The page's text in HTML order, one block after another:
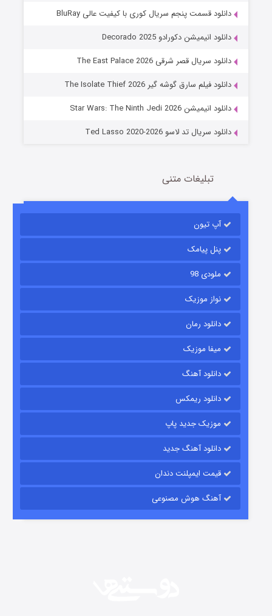
جادوگری در مغولستان
قسمت14 (زیرنویس) منتشر شد
رویایی برای تو
قسمت
دانلود قسمت پنجم سریال کوری با کیفیت عالی BluRay
دانلود انیمیشن دکورادو Decorado 2025
دانلود سریال قصر شرقی The East Palace 2026
دانلود فیلم سارق گوشه گیر The Isolate Thief 2026
دانلود انیمیشن Star Wars: The Ninth Jedi 2026
دانلود سریال تد لاسو Ted Lasso 2020-2026
تبلیغات متنی
آپ تیون
پنل پیامک
ملودی 98
نواز موزیک
دانلود رمان
میفا موزیک
دانلود آهنگ
دانلود ریمکس
موزیک جدید پاپ
دانلود آهنگ جدید
قیمت ایمپلنت دندان
آهنگ هوش مصنوعی